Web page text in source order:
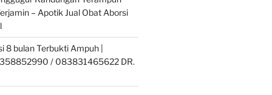
– Apotik Jual Obat Aborsi
8 bulan Terbukti Ampuh |
/ 083831465622 DR.